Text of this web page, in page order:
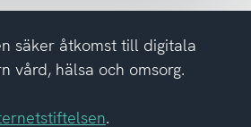
säker åtkomst till digitala
vård, hälsa och omsorg.
.